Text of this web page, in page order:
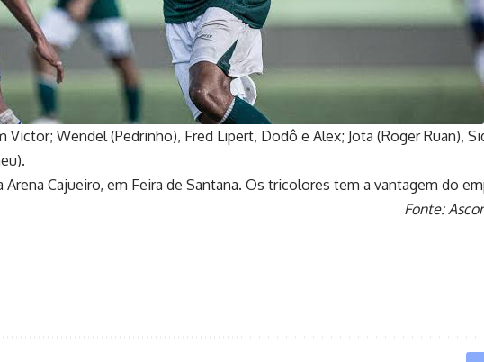
Wendel (Pedrinho), Fred Lipert, Dodô e Alex; Jota (Roger Ruan),
Cajueiro, em Feira de Santana. Os tricolores tem a vantagem do
Fonte: